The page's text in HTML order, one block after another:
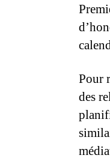
Pour
des